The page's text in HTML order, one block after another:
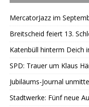
MercatorJazz im
Breitscheid feiert 13.
Katenbüll hinterm Deich
SPD: Trauer um Klaus
Jubiläums-Journal
Stadtwerke: Fünf neue